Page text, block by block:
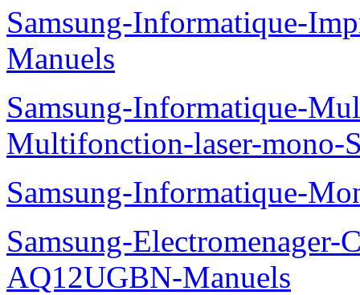
Samsung-Informatique-
Manuels
Samsung-Informatique-
Multifonction-laser-mono-
Samsung-Informatique-
Samsung-Electromenager-
AQ12UGBN-Manuels